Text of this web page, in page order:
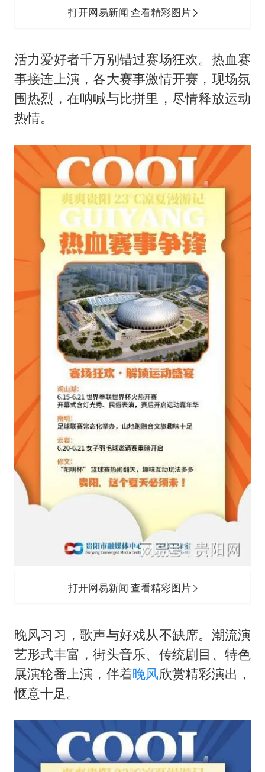
打开网易新闻 查看精彩图片
活力爱好者千万别错过赛场狂欢。热血赛
事接连上演，各大赛事激情开赛，现场氛
围热烈，在呐喊与比拼里，尽情释放运动
热情。
打开网易新闻 查看精彩图片
晚风习习，歌声与好戏从不缺席。潮流演
艺形式丰富，街头音乐、传统剧目、特色
展演轮番上演，伴着晚风欣赏精彩演出，
惬意十足。